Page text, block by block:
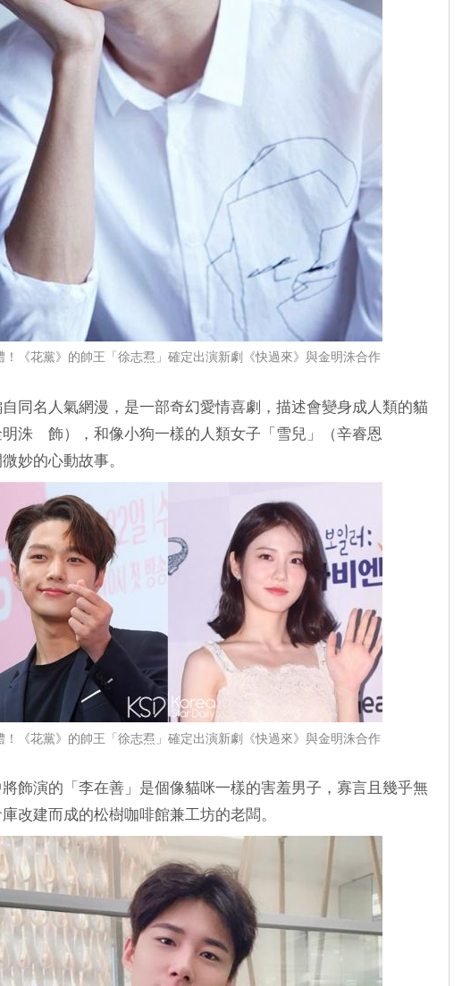
！《花黨》的帥王「徐志焄」確定出演新劇《快過來》與金明洙合作
自同名人氣網漫，是一部奇幻愛情喜劇，描述會變身成人類的貓
明洙 飾），和像小狗一樣的人類女子「雪兒」（辛睿恩
妙的心動故事。
！《花黨》的帥王「徐志焄」確定出演新劇《快過來》與金明洙合作
飾演的「李在善」是個像貓咪一樣的害羞男子，寡言且幾乎無
改建而成的松樹咖啡館兼工坊的老闆。